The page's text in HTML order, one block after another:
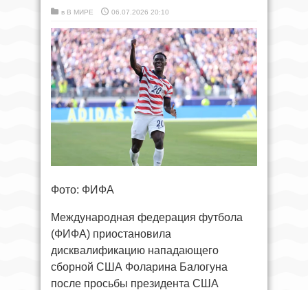
в В МИРЕ 06.07.2026 20:10
Фото: ФИФА
Международная федерация футбола
(ФИФА) приостановила
дисквалификацию нападающего
сборной США Фоларина Балогуна
после просьбы президента США